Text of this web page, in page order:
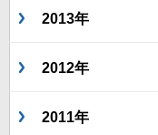
2013年
2012年
2011年